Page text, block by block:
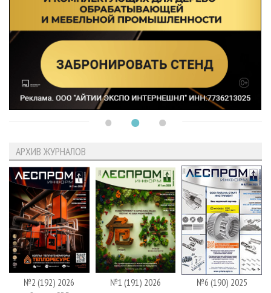
АРХИВ ЖУРНАЛОВ
№2 (192) 2026 №1 (191) 2026 №6 (190) 2025